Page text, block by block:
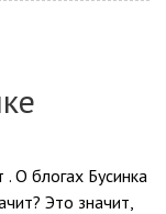
О блогах Бусинка
Это значит,